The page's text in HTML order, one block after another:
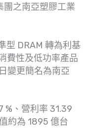
團之南亞塑膠工業
型 DRAM 轉為利基
費性及低功率產品
變更簡名為南亞
%、營利率 31.39
約為 1895 億台